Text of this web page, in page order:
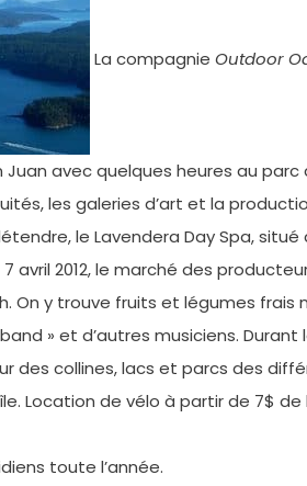
La compagnie Outdoor
avec quelques heures au
les galeries d’art et la
le Lavendera Day Spa, situé
2012, le marché des
On y trouve fruits et légumes frais
» et d’autres musiciens. Durant
des collines, lacs et parcs des
Location de vélo à partir de 7$ de
toute l’année.